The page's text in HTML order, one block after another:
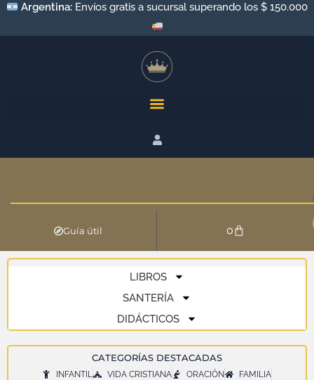
Argentina: Envíos gratis a sucursal superando los $ 150.000
Guía útil 0
LIBROS
SANTERÍA
DIDÁCTICOS
CATEGORÍAS DESTACADAS
INFANTIL VIDA CRISTIANA ORACIÓN
FAMILIA